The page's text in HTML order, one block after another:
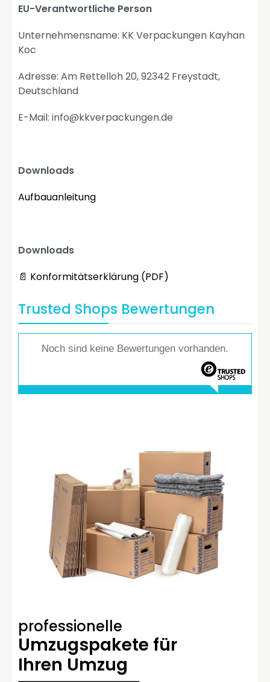
EU-Verantwortliche Person
Unternehmensname: KK Verpackungen Kayhan
Koc
Adresse: Am Rettelloh 20, 92342 Freystadt,
Deutschland
E-Mail: info@kkverpackungen.de
Downloads
Aufbauanleitung
Downloads
📄 Konformitätserklärung (PDF)
Trusted Shops Bewertungen
Noch sind keine Bewertungen vorhanden.
professionelle
Umzugspakete für
Ihren Umzug